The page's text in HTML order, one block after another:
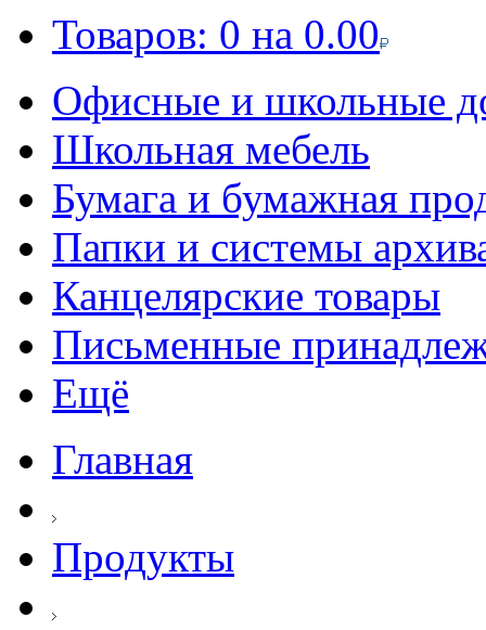
Товаров: 0 на 0.00
Офисные и школьные
Школьная мебель
Бумага и бумажная
Папки и системы
Канцелярские товары
Письменные
Ещё
Главная
Продукты